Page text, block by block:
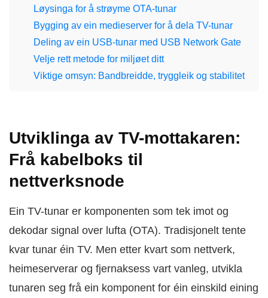
Løysinga for å strøyme OTA-tunar
Bygging av ein medieserver for å dela TV-tunar
Deling av ein USB-tunar med USB Network Gate
Velje rett metode for miljøet ditt
Viktige omsyn: Bandbreidde, tryggleik og stabilitet
Utviklinga av TV-mottakaren:
Frå kabelboks til
nettverksnode
Ein TV-tunar er komponenten som tek imot og
dekodar signal over lufta (OTA). Tradisjonelt tente
kvar tunar éin TV. Men etter kvart som nettverk,
heimeserverar og fjernaksess vart vanleg, utvikla
tunaren seg frå ein komponent for éin einskild eining